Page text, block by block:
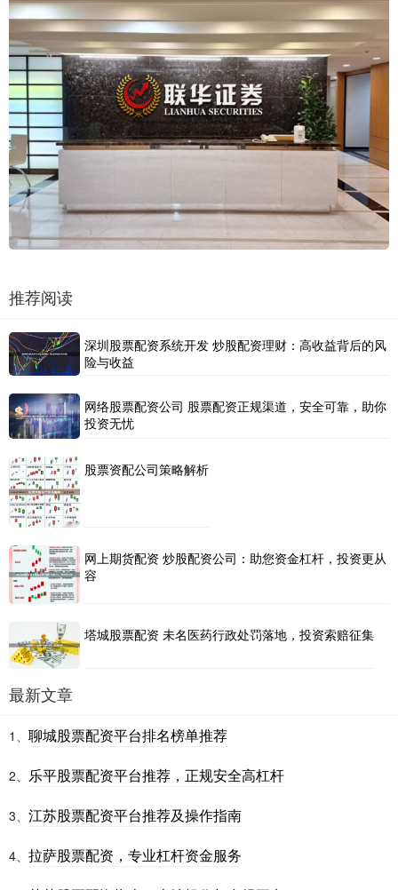
推荐阅读
深圳股票配资系统开发 炒股配资理财：高收益背后的风
险与收益
网络股票配资公司 股票配资正规渠道，安全可靠，助你
投资无忧
股票资配公司策略解析
网上期货配资 炒股配资公司：助您资金杠杆，投资更从
容
塔城股票配资 未名医药行政处罚落地，投资索赔征集
最新文章
1、 聊城股票配资平台排名榜单推荐
2、 乐平股票配资平台推荐，正规安全高杠杆
3、 江苏股票配资平台推荐及操作指南
4、 拉萨股票配资，专业杠杆资金服务